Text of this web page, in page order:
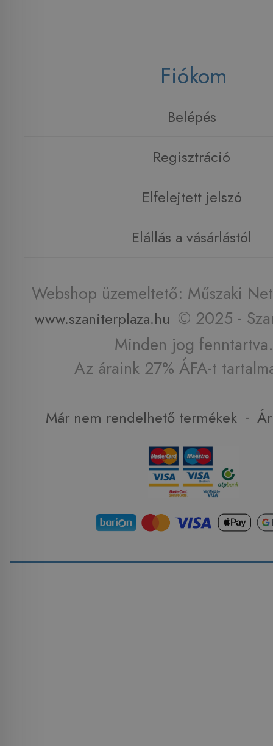
Fiókom
Belépés
Regisztráció
Elfelejtett jelszó
Elállás a vásárlástól
Webshop üzemeltető: Műszaki
www.szaniterplaza.hu © 2025 -
Minden jog fenntartva.
Az áraink 27% ÁFA-t
Már nem rendelhető termékek -